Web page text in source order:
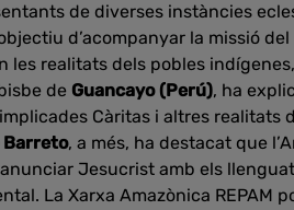
de diverses instàncies
d’acompanyar la missió del
les realitats dels pobles
de Guancayo (Perú), ha
Càritas i altres realitats
Barreto, a més, ha destacat que
Jesucrist amb els
La Xarxa Amazònica REPAM